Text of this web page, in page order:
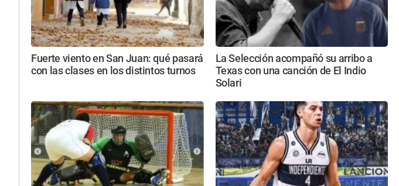
Fuerte viento en San Juan: qué pasará
con las clases en los distintos turnos
La Selección acompañó su arribo a
Texas con una canción de El Indio
Solari